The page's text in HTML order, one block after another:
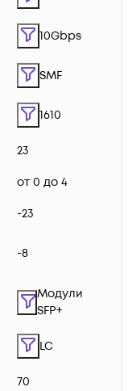
10Gbps
SMF
1610
23
от 0 до 4
-23
-8
Модули
SFP+
LC
70